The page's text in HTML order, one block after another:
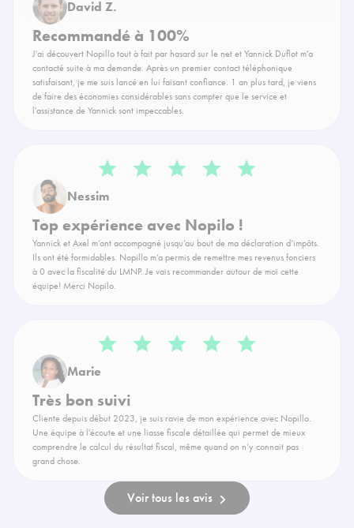
David Z.
Recommandé à 100%
J'ai découvert Nopillo tout à fait par hasard sur le net et Yannick Duflot m'a
contacté suite à ma demande. Après un premier contact téléphonique
satisfaisant, je me suis lancé en lui faisant confiance. 1 an plus tard, je viens
de faire des économies considérables sans compter que le service et
l'assistance de Yannick sont impeccables.
Nessim
Top expérience avec Nopilo !
Yannick et Axel m’ont accompagné jusqu’au bout de ma déclaration d’impôts.
Ils ont été formidables. Nopillo m’a permis de remettre mes revenus fonciers
à 0 avec la fiscalité du LMNP. Je vais recommander autour de moi cette
équipe! Merci Nopilo.
Marie
Très bon suivi
Cliente depuis début 2023, je suis ravie de mon expérience avec Nopillo.
Une équipe à l'écoute et une liasse fiscale détaillée qui permet de mieux
comprendre le calcul du résultat fiscal, même quand on n’y connait pas
grand chose.
Voir tous les avis